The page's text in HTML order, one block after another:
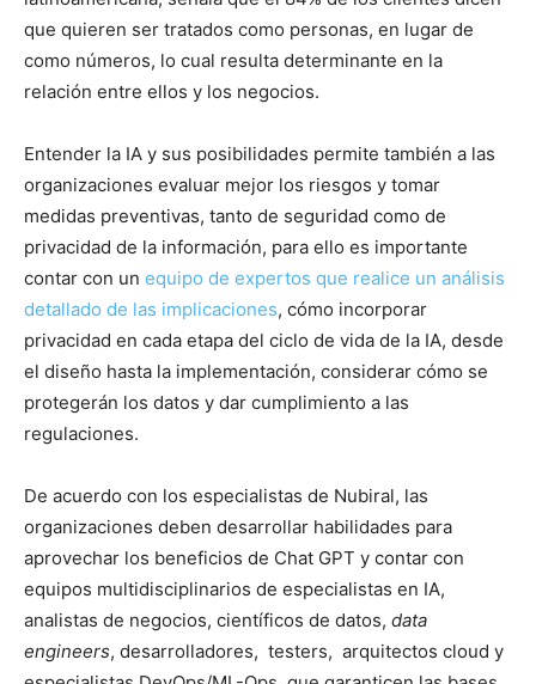
que quieren ser tratados como personas, en lugar de
como números, lo cual resulta determinante en la
relación entre ellos y los negocios.
Entender la IA y sus posibilidades permite también a las
organizaciones evaluar mejor los riesgos y tomar
medidas preventivas, tanto de seguridad como de
privacidad de la información, para ello es importante
contar con un equipo de expertos que realice un análisis
detallado de las implicaciones, cómo incorporar
privacidad en cada etapa del ciclo de vida de la IA, desde
el diseño hasta la implementación, considerar cómo se
protegerán los datos y dar cumplimiento a las
regulaciones.
De acuerdo con los especialistas de Nubiral, las
organizaciones deben desarrollar habilidades para
aprovechar los beneficios de Chat GPT y contar con
equipos multidisciplinarios de especialistas en IA,
analistas de negocios, científicos de datos, data
engineers, desarrolladores, testers, arquitectos cloud y